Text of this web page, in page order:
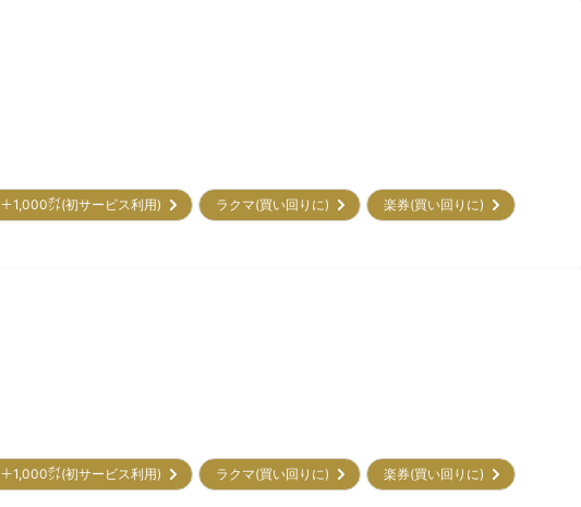
＋1,000㌽(初サービス利用) ラクマ(買い回りに)
楽券(買い回りに)
＋1,000㌽(初サービス利用) ラクマ(買い回りに)
楽券(買い回りに)